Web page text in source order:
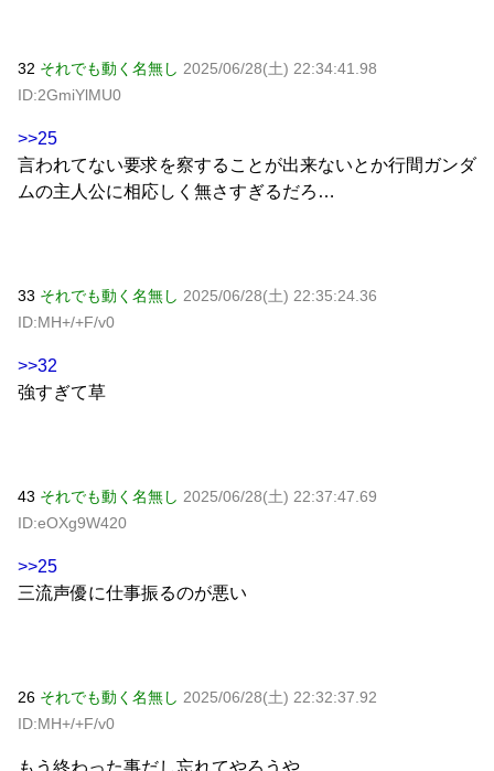
32 それでも動く名無し 2025/06/28(土) 22:34:41.98
ID:2GmiYlMU0
>>25
言われてない要求を察することが出来ないとか行間ガンダ
ムの主人公に相応しく無さすぎるだろ…
33 それでも動く名無し 2025/06/28(土) 22:35:24.36
ID:MH+/+F/v0
>>32
強すぎて草
43 それでも動く名無し 2025/06/28(土) 22:37:47.69
ID:eOXg9W420
>>25
三流声優に仕事振るのが悪い
26 それでも動く名無し 2025/06/28(土) 22:32:37.92
ID:MH+/+F/v0
もう終わった事だし忘れてやろうや